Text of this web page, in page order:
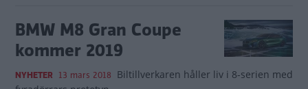
BMW M8 Gran Coupe
kommer 2019
NYHETER 13 mars 2018 Biltillverkaren håller liv i 8-serien med